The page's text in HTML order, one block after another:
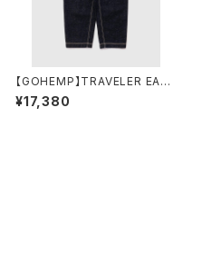
【GOHEMP】TRAVELER EASY
PANTS ONE WASH
¥17,380